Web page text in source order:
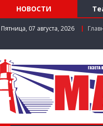
НОВОСТИ
Пятница, 07 августа, 2026